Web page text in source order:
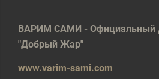
ВАРИМ САМИ - Официальный
"Добрый Жар"
www.varim-sami.com